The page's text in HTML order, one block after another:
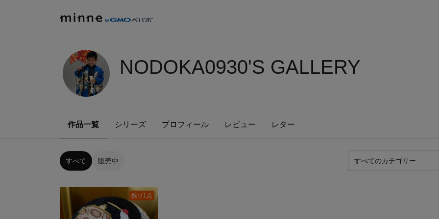
NODOKA0930'S GALLERY
作品一覧 シリーズ プロフィール レビュー レター
すべて 販売中
残り1点